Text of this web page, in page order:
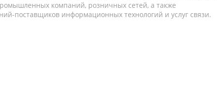
компаний, розничных сетей, а также
поставщиков информационных технологий и услуг связи.